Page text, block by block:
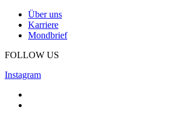
Über uns
Karriere
Mondbrief
FOLLOW US
Instagram